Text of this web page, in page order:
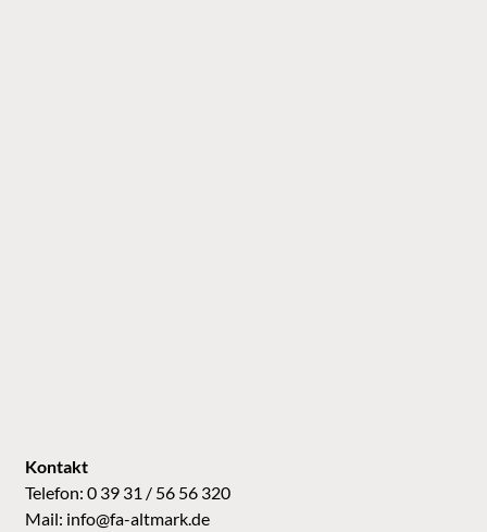
Kontakt
Telefon: 0 39 31 / 56 56 320
Mail: info@fa-altmark.de